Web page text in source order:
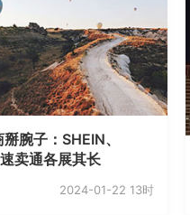
腕子：SHEIN、
卖通各展其长
2024-01-22 13时